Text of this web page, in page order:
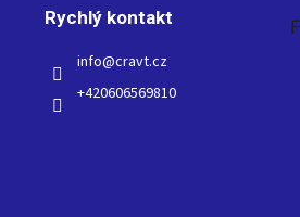
Rychlý kontakt
info@cravt.cz
+420606569810